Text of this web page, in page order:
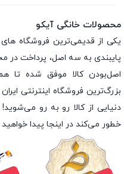
محصولات خانگی آیکو
یکی از قدیمی‌ترین فروشگاه
اصل‌بودن کالا موفق شده تا
بزرگ‌ترین فروشگاه اینترنتی
دنیایی از کالا رو به رو
خطور می‌کند در اینجا پیدا خواهید